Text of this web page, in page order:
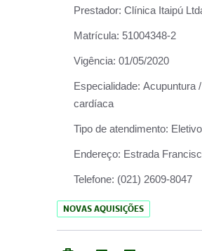
Prestador: Clínica Itaipú
Matrícula: 51004348-2
Vigência: 01/05/2020
Especialidade: Acupuntura
cardíaca
Tipo de atendimento: Eletivo
Endereço: Estrada
Telefone: (021) 2609-8047
NOVAS AQUISIÇÕES